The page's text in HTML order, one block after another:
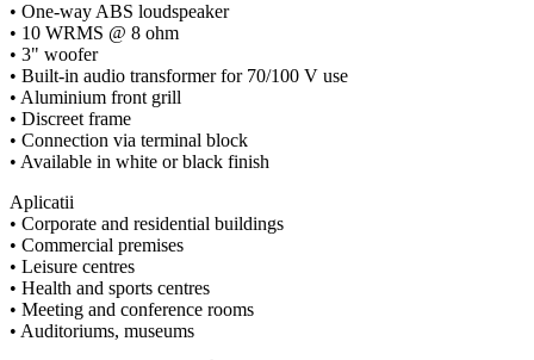
• One-way ABS loudspeaker
• 10 WRMS @ 8 ohm
• 3" woofer
• Built-in audio transformer for 70/100 V use
• Aluminium front grill
• Discreet frame
• Connection via terminal block
• Available in white or black finish
Aplicatii
• Corporate and residential buildings
• Commercial premises
• Leisure centres
• Health and sports centres
• Meeting and conference rooms
• Auditoriums, museums